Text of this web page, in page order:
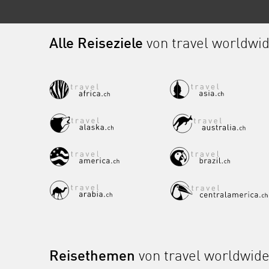
Alle Reiseziele von travel
Reisethemen von travel worldwide